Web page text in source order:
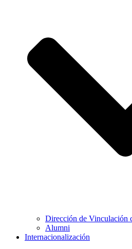
Dirección de Vinculación
Alumni
Internacionalización